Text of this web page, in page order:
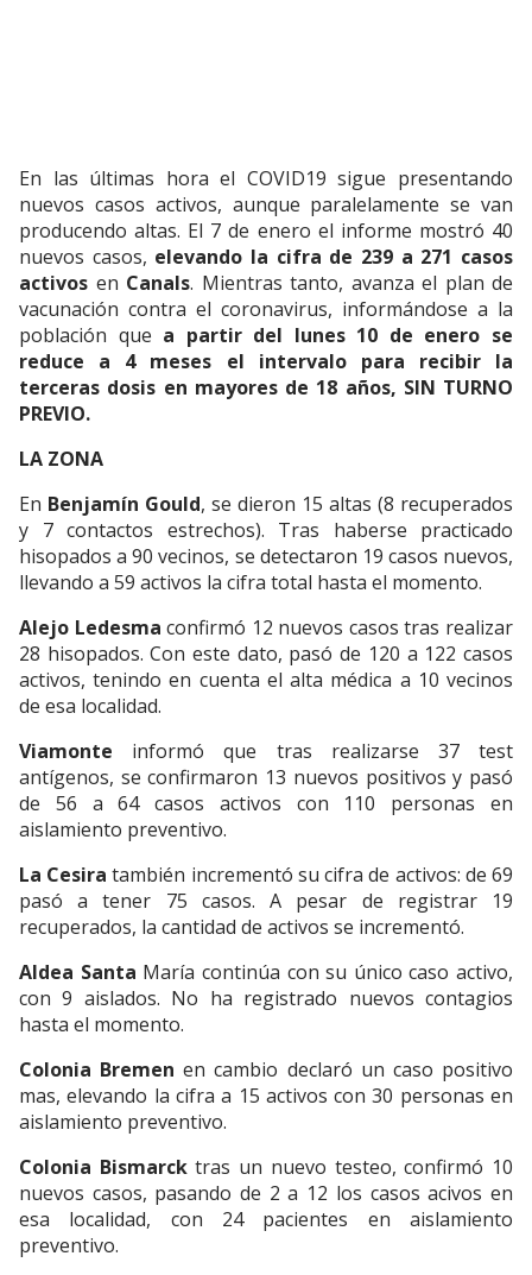
En las últimas hora el COVID19 sigue presentando
nuevos casos activos, aunque paralelamente se van
producendo altas. El 7 de enero el informe mostró 40
nuevos casos, elevando la cifra de 239 a 271 casos
activos en Canals. Mientras tanto, avanza el plan de
vacunación contra el coronavirus, informándose a la
población que a partir del lunes 10 de enero se
reduce a 4 meses el intervalo para recibir la
terceras dosis en mayores de 18 años, SIN TURNO
PREVIO.
LA ZONA
En Benjamín Gould, se dieron 15 altas (8 recuperados
y 7 contactos estrechos). Tras haberse practicado
hisopados a 90 vecinos, se detectaron 19 casos nuevos,
llevando a 59 activos la cifra total hasta el momento.
Alejo Ledesma confirmó 12 nuevos casos tras realizar
28 hisopados. Con este dato, pasó de 120 a 122 casos
activos, tenindo en cuenta el alta médica a 10 vecinos
de esa localidad.
Viamonte informó que tras realizarse 37 test
antígenos, se confirmaron 13 nuevos positivos y pasó
de 56 a 64 casos activos con 110 personas en
aislamiento preventivo.
La Cesira también incrementó su cifra de activos: de 69
pasó a tener 75 casos. A pesar de registrar 19
recuperados, la cantidad de activos se incrementó.
Aldea Santa María continúa con su único caso activo,
con 9 aislados. No ha registrado nuevos contagios
hasta el momento.
Colonia Bremen en cambio declaró un caso positivo
mas, elevando la cifra a 15 activos con 30 personas en
aislamiento preventivo.
Colonia Bismarcktras un nuevo testeo, confirmó 10
nuevos casos, pasando de 2 a 12 los casos acivos en
esa localidad, con 24 pacientes en aislamiento
preventivo.